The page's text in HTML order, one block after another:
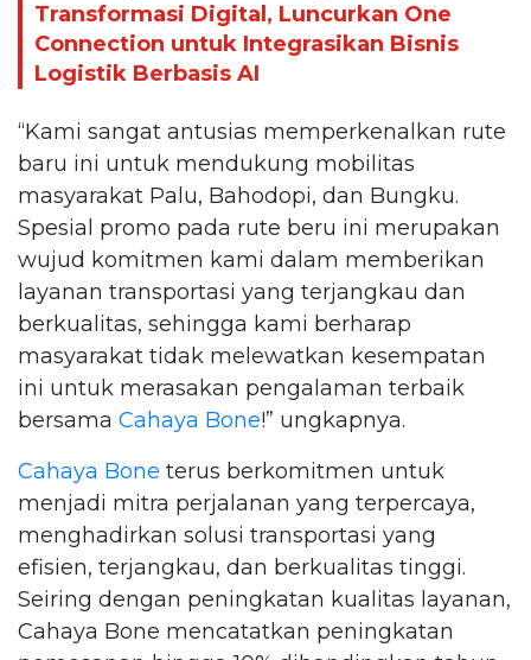
Transformasi Digital, Luncurkan One
Connection untuk Integrasikan Bisnis
Logistik Berbasis AI
“Kami sangat antusias memperkenalkan rute
baru ini untuk mendukung mobilitas
masyarakat Palu, Bahodopi, dan Bungku.
Spesial promo pada rute beru ini merupakan
wujud komitmen kami dalam memberikan
layanan transportasi yang terjangkau dan
berkualitas, sehingga kami berharap
masyarakat tidak melewatkan kesempatan
ini untuk merasakan pengalaman terbaik
bersama Cahaya Bone!” ungkapnya.
Cahaya Bone terus berkomitmen untuk
menjadi mitra perjalanan yang terpercaya,
menghadirkan solusi transportasi yang
efisien, terjangkau, dan berkualitas tinggi.
Seiring dengan peningkatan kualitas layanan,
Cahaya Bone mencatatkan peningkatan